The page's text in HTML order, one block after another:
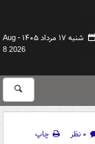
شنبه ۱۷ مرداد ۱۴۰۵ -
Aug
8 2026
۰ نظر
چاپ